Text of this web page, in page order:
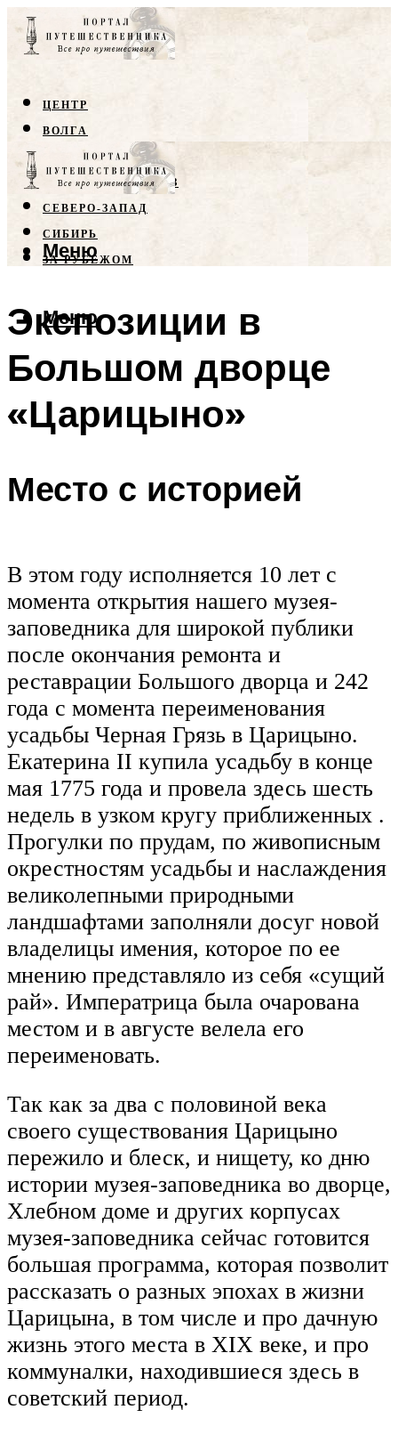
ЦЕНТР
ВОЛГА
КРЫМ
СЕВЕРНЫЙ КАВКАЗ
СЕВЕРО-ЗАПАД
СИБИРЬ
ЗА РУБЕЖОМ
Меню
Меню
Экспозиции в
Большом дворце
«Царицыно»
Место с историей
В этом году исполняется 10 лет с
момента открытия нашего музея-
заповедника для широкой публики
после окончания ремонта и
реставрации Большого дворца и 242
года с момента переименования
усадьбы Черная Грязь в Царицыно.
Екатерина II купила усадьбу в конце
мая 1775 года и провела здесь шесть
недель в узком кругу приближенных .
Прогулки по прудам, по живописным
окрестностям усадьбы и наслаждения
великолепными природными
ландшафтами заполняли досуг новой
владелицы имения, которое по ее
мнению представляло из себя «сущий
рай». Императрица была очарована
местом и в августе велела его
переименовать.
Так как за два с половиной века
своего существования Царицыно
пережило и блеск, и нищету, ко дню
истории музея-заповедника во дворце,
Хлебном доме и других корпусах
музея-заповедника сейчас готовится
большая программа, которая позволит
рассказать о разных эпохах в жизни
Царицына, в том числе и про дачную
жизнь этого места в XIX веке, и про
коммуналки, находившиеся здесь в
советский период.